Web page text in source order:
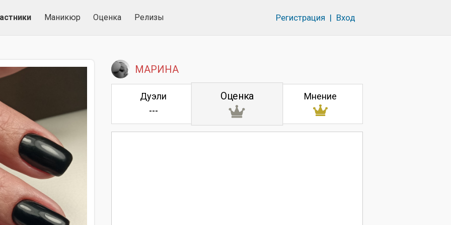
Маникюр Оценка Релизы Регистрация | Вход
МАРИНА
Дуэли
---
Оценка Мнение